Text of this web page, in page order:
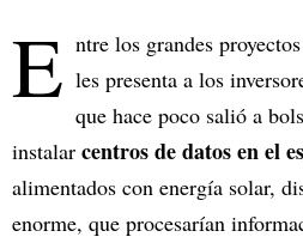
E ntre los grandes
les presenta a los
que hace poco salió a
instalar centros de datos en el
alimentados con energía solar,
enorme, que procesarían